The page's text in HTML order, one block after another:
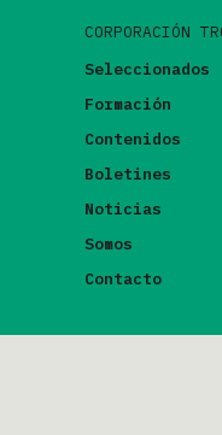
CORPORACIÓN
Seleccionados
Formación
Contenidos
Boletines
Noticias
Somos
Contacto